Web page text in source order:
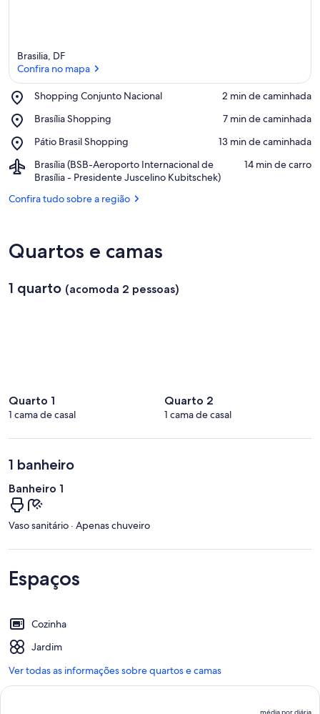
Brasilia, DF
Confira no mapa
Shopping Conjunto Nacional
Place,
Conjunto
‪2 min de caminhada‬
Brasília Shopping
Place,
Shopping
‪7 min de caminhada‬
Pátio Brasil Shopping
Place,
Brasil
Shopping
‪13 min de caminhada‬
Brasília (BSB-Aeroporto Internacional de
Brasília - Presidente Juscelino Kubitschek)
Airport,
Brasília
Aeroporto
Kubitschek)
‪14 min de carro‬
Confira tudo sobre a região
Quartos e camas
1 quarto (acomoda 2 pessoas)
Quarto 1
1 cama de casal
Quarto 2
1 cama de casal
1 banheiro
Banheiro 1
Vaso sanitário · Apenas chuveiro
Espaços
Cozinha
Jardim
Ver todas as informações sobre quartos e camas
média por diária